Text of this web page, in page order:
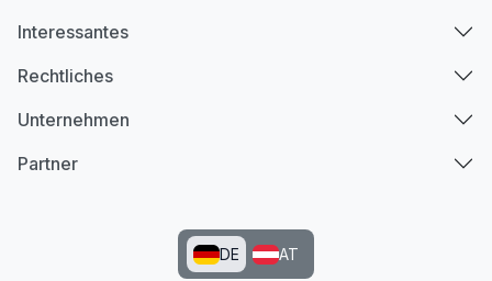
Interessantes
Rechtliches
Unternehmen
Partner
DE AT